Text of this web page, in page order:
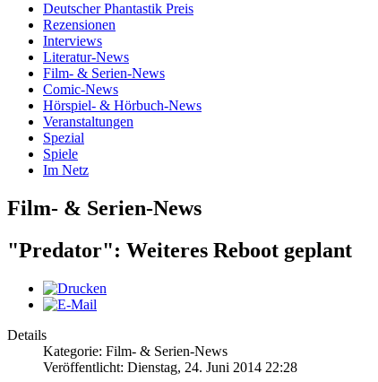
Deutscher Phantastik Preis
Rezensionen
Interviews
Literatur-News
Film- & Serien-News
Comic-News
Hörspiel- & Hörbuch-News
Veranstaltungen
Spezial
Spiele
Im Netz
Film- & Serien-News
"Predator": Weiteres Reboot geplant
Details
Kategorie: Film- & Serien-News
Veröffentlicht: Dienstag, 24. Juni 2014 22:28